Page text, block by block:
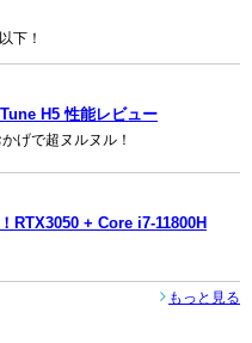
下！
H5 性能レビュー
げで超ヌルヌル！
RTX3050 + Core i7-11800H
もっと見る